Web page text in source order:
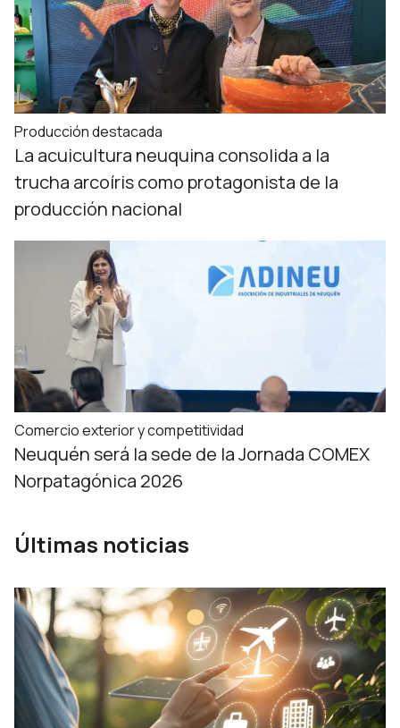
Producción destacada
La acuicultura neuquina consolida a la
trucha arcoíris como protagonista de la
producción nacional
Comercio exterior y competitividad
Neuquén será la sede de la Jornada COMEX
Norpatagónica 2026
Últimas noticias